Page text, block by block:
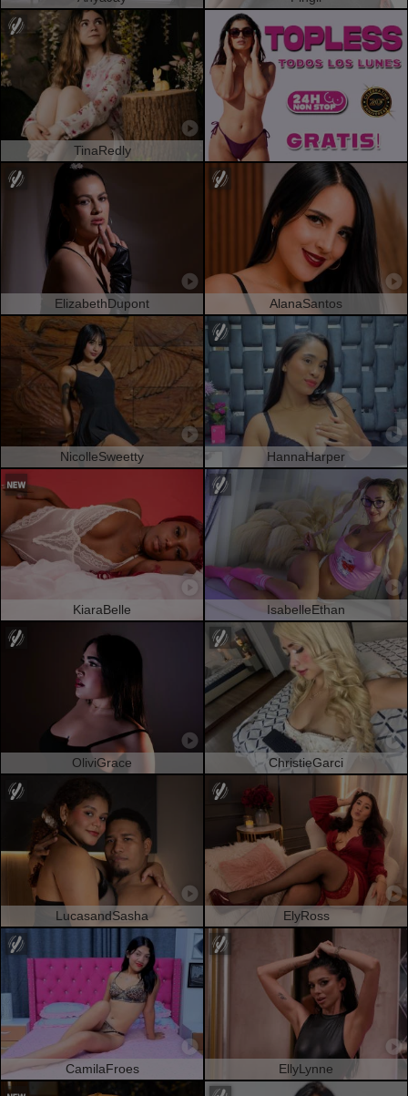
TinaRedly
ElizabethDupont AlanaSantos
NicolleSweetty HannaHarper
KiaraBelle IsabelleEthan
OliviGrace ChristieGarci
LucasandSasha ElyRoss
CamilaFroes EllyLynne